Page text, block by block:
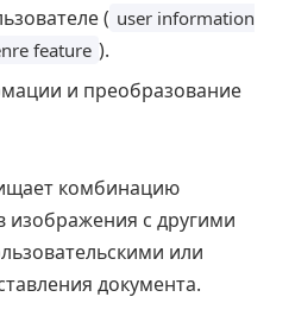
( user information
feature ).
и преобразование
комбинацию
изображения с другими
или
документа.